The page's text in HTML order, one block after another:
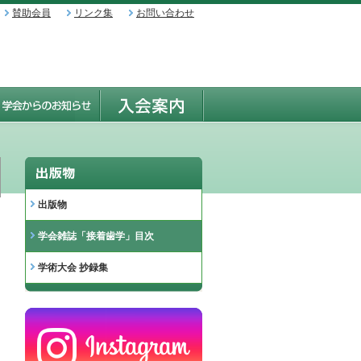
賛助会員 リンク集 お問い合わせ
出版物
学会雑誌「接着歯学」目次
学術大会 抄録集